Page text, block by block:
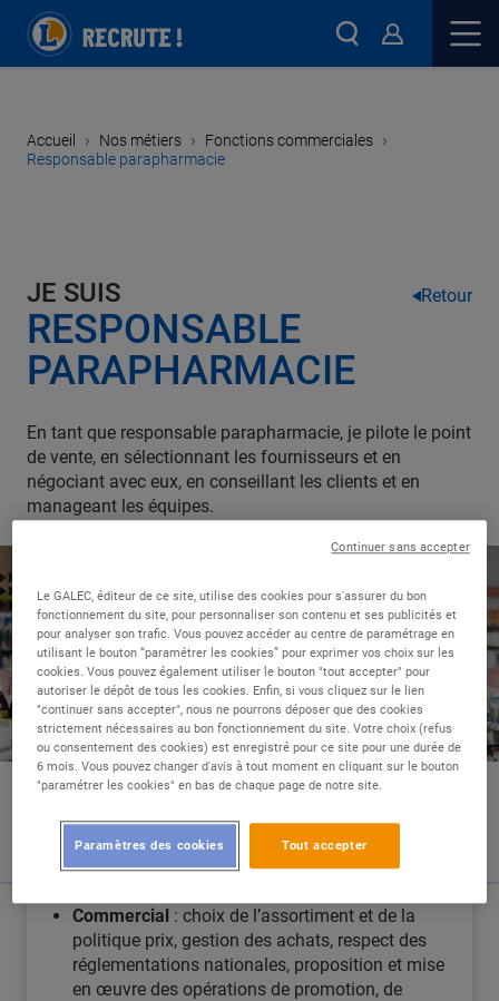
Accueil › Nos métiers › Fonctions commerciales ›
Responsable parapharmacie
JE SUIS
RESPONSABLE
PARAPHARMACIE
Retour
En tant que responsable parapharmacie, je pilote le point
de vente, en sélectionnant les fournisseurs et en
négociant avec eux, en conseillant les clients et en
manageant les équipes.
LES COULISSES DE MON MÉTIER
Commercial : choix de l’assortiment et de la
politique prix, gestion des achats, respect des
réglementations nationales, proposition et mise
en œuvre des opérations de promotion, de
Le GALEC, éditeur de ce site, utilise des cookies pour s'assurer du bon
fonctionnement du site, pour personnaliser son contenu et ses publicités et
pour analyser son trafic. Vous pouvez accéder au centre de paramétrage en
utilisant le bouton “paramétrer les cookies” pour exprimer vos choix sur les
cookies. Vous pouvez également utiliser le bouton "tout accepter" pour
autoriser le dépôt de tous les cookies. Enfin, si vous cliquez sur le lien
"continuer sans accepter", nous ne pourrons déposer que des cookies
strictement nécessaires au bon fonctionnement du site. Votre choix (refus
ou consentement des cookies) est enregistré pour ce site pour une durée de
6 mois. Vous pouvez changer d'avis à tout moment en cliquant sur le bouton
"paramétrer les cookies" en bas de chaque page de notre site.
Tout accepter
Paramètres des cookies
Continuer sans accepter